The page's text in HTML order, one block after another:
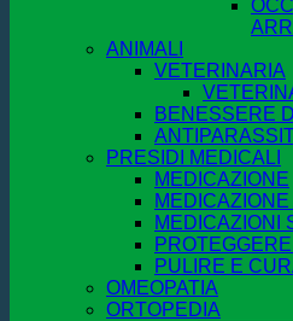
ANIMALI
VETERINARIA
BENESSERE
PRESIDI MEDICALI
MEDICAZIONE
MEDICAZIONE
MEDICAZIONI
PULIRE E
OMEOPATIA
ORTOPEDIA